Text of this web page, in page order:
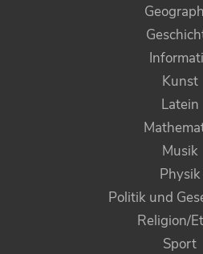
Kunst
Latein
Musik
Physik
Politik und
Religion/
Sport